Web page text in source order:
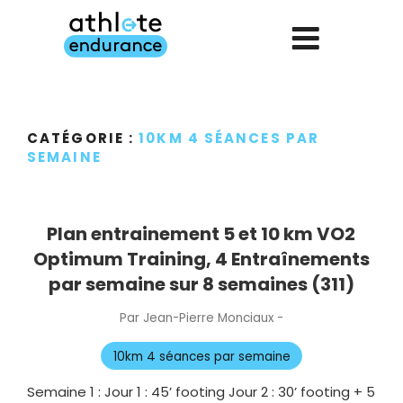
CATÉGORIE :10KM 4 SÉANCES PAR
SEMAINE
Plan entrainement 5 et 10 km VO2
Optimum Training, 4 Entraînements
par semaine sur 8 semaines (311)
Par Jean-Pierre Monciaux -
le
10km 4 séances par semaine
Semaine 1 : Jour 1 : 45’ footing Jour 2 : 30’ footing + 5